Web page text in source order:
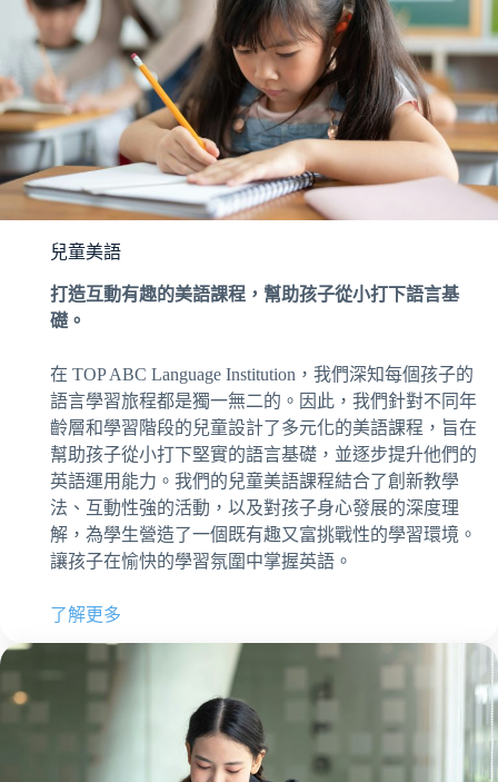
兒童美語
打造互動有趣的美語課程，幫助孩子從小打下語言基
礎。
在 TOP ABC Language Institution，我們深知每個孩子的
語言學習旅程都是獨一無二的。因此，我們針對不同年
齡層和學習階段的兒童設計了多元化的美語課程，旨在
幫助孩子從小打下堅實的語言基礎，並逐步提升他們的
英語運用能力。我們的兒童美語課程結合了創新教學
法、互動性強的活動，以及對孩子身心發展的深度理
解，為學生營造了一個既有趣又富挑戰性的學習環境。
讓孩子在愉快的學習氛圍中掌握英語。
了解更多